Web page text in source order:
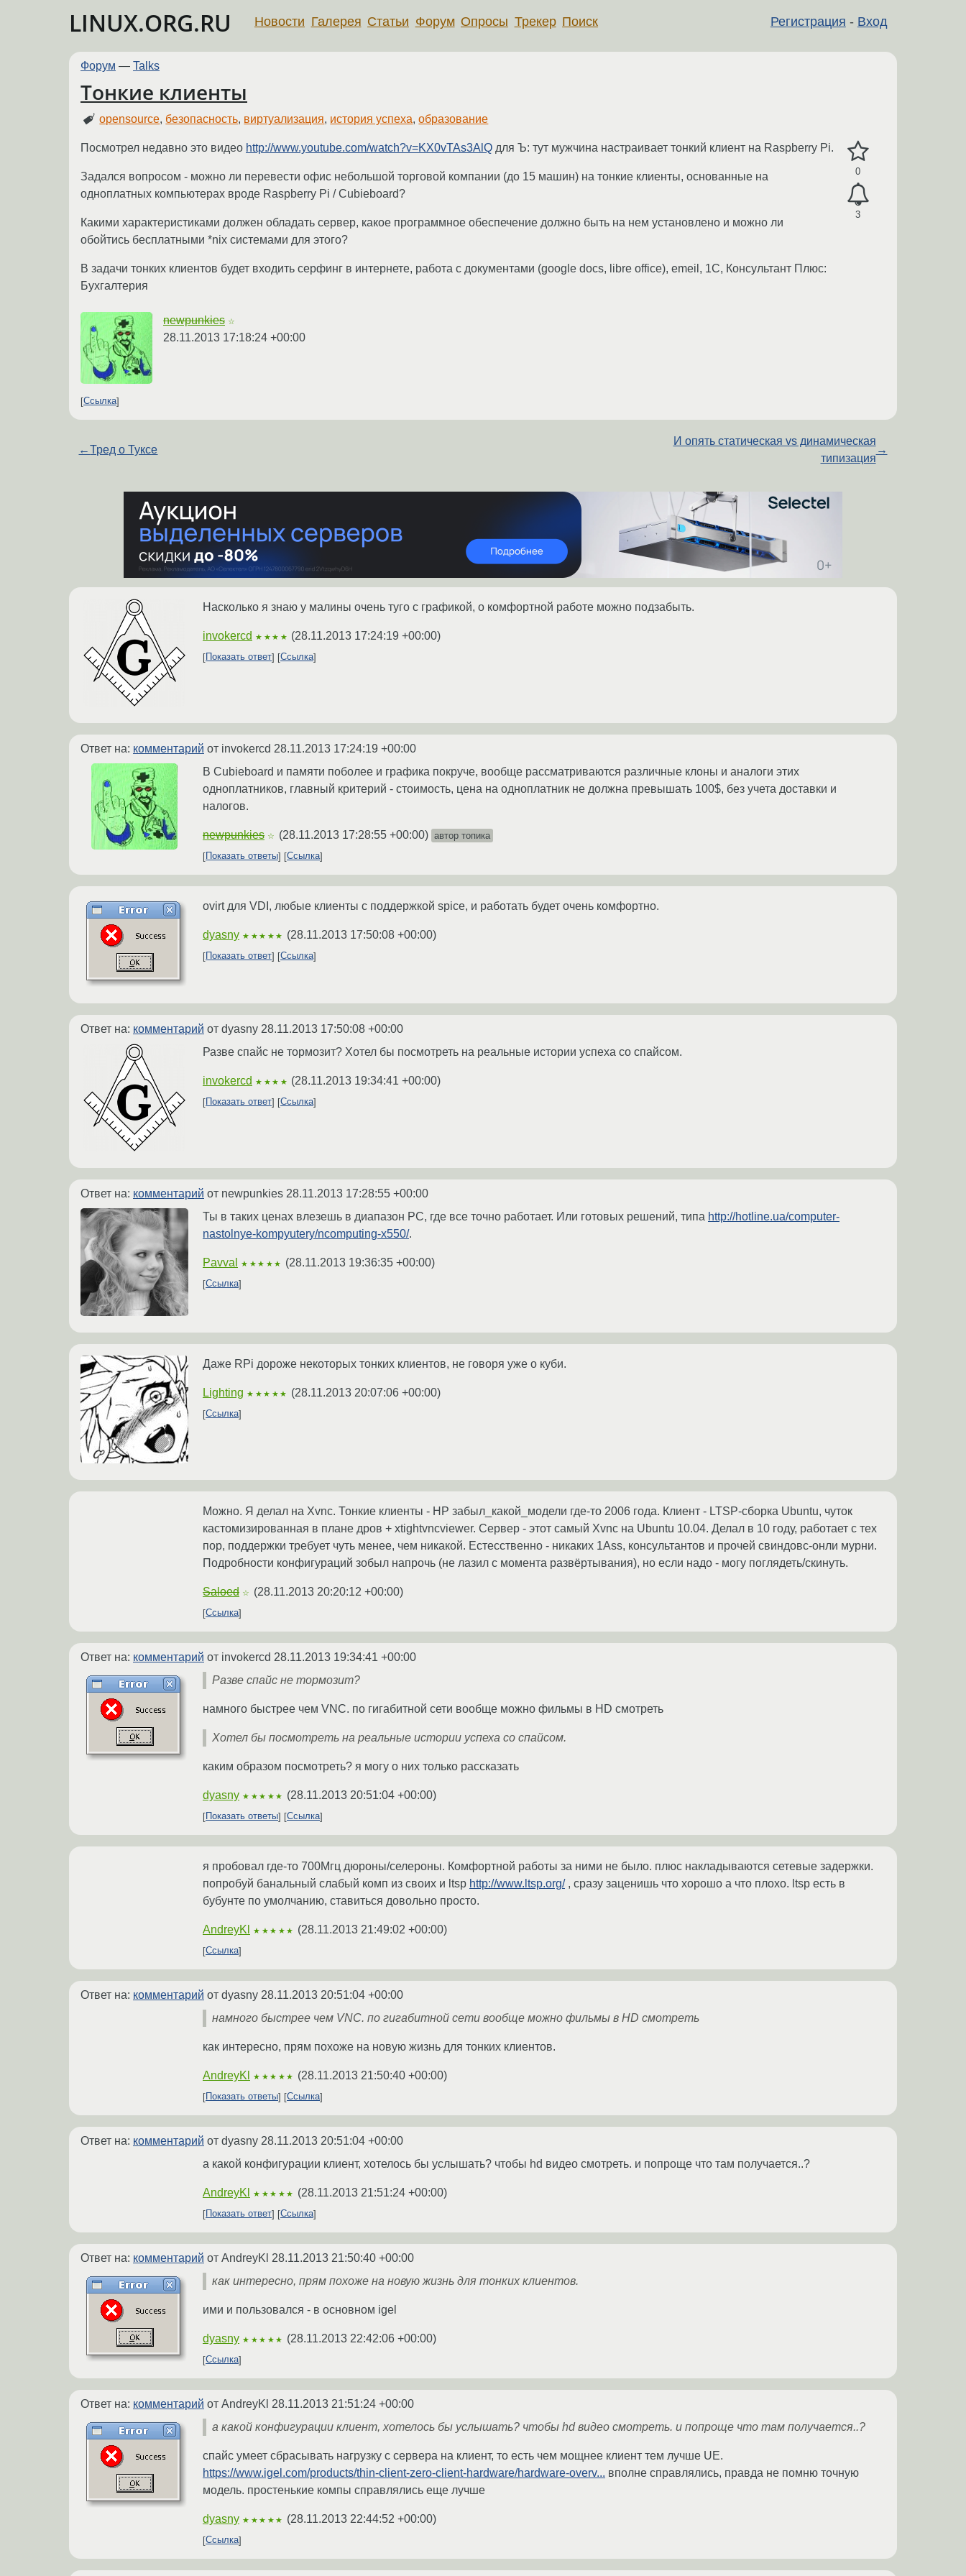
LINUX.ORG.RU Регистрация - Вход
Новости Галерея Статьи Форум Опросы Трекер Поиск
Форум — Talks
Тонкие клиенты
opensource, безопасность, виртуализация, история успеха,образование
0
3
Посмотрел недавно это видео http://www.youtube.com/watch?v=KX0vTAs3AlQ для Ъ: тут мужчина настраивает тонкий клиент на Raspberry Pi.
Задался вопросом - можно ли перевести офис небольшой торговой компании (до 15 машин) на тонкие клиенты, основанные на
одноплатных компьютерах вроде Raspberry Pi / Cubieboard?
Какими характеристиками должен обладать сервер, какое программное обеспечение должно быть на нем установлено и можно ли
обойтись бесплатными *nix системами для этого?
В задачи тонких клиентов будет входить серфинг в интернете, работа с документами (google docs, libre office), emeil, 1С, Консультант Плюс:
Бухгалтерия
newpunkies ☆
28.11.2013 17:18:24 +00:00
Ссылка
←Тред о Туксе
И опять статическая vs динамическая
типизация
→
Насколько я знаю у малины очень туго с графикой, о комфортной работе можно подзабыть.
invokercd ★★★★ (28.11.2013 17:24:19 +00:00)
Показать ответ Ссылка
Ответ на: комментарий от invokercd 28.11.2013 17:24:19 +00:00
В Cubieboard и памяти поболее и графика покруче, вообще рассматриваются различные клоны и аналоги этих
одноплатников, главный критерий - стоимость, цена на одноплатник не должна превышать 100$, без учета доставки и
налогов.
newpunkies ☆ (28.11.2013 17:28:55 +00:00) автор топика
Показать ответы
Ссылка
ovirt для VDI, любые клиенты с поддержкой spice, и работать будет очень комфортно.
dyasny ★★★★★ (28.11.2013 17:50:08 +00:00)
Показать ответ Ссылка
Ответ на: комментарий от dyasny 28.11.2013 17:50:08 +00:00
Разве спайс не тормозит? Хотел бы посмотреть на реальные истории успеха со спайсом.
invokercd ★★★★ (28.11.2013 19:34:41 +00:00)
Показать ответ Ссылка
Ответ на: комментарий от newpunkies 28.11.2013 17:28:55 +00:00
Ты в таких ценах влезешь в диапазон PC, где все точно работает. Или готовых решений, типа http://hotline.ua/computer-
nastolnye-kompyutery/ncomputing-x550/.
Pavval ★★★★★ (28.11.2013 19:36:35 +00:00)
Ссылка
Даже RPi дороже некоторых тонких клиентов, не говоря уже о куби.
Lighting ★★★★★ (28.11.2013 20:07:06 +00:00)
Ссылка
Можно. Я делал на Xvnc. Тонкие клиенты - HP забыл_какой_модели где-то 2006 года. Клиент - LTSP-сборка Ubuntu, чуток
кастомизированная в плане дров + xtightvncviewer. Сервер - этот самый Xvnc на Ubuntu 10.04. Делал в 10 году, работает с тех
пор, поддержки требует чуть менее, чем никакой. Естесственно - никаких 1Ass, консультантов и прочей свиндовс-онли мурни.
Подробности конфигураций зобыл напрочь (не лазил с момента развёртывания), но если надо - могу поглядеть/скинуть.
Saloed ☆ (28.11.2013 20:20:12 +00:00)
Ссылка
Ответ на: комментарий от invokercd 28.11.2013 19:34:41 +00:00
Разве спайс не тормозит?
намного быстрее чем VNC. по гигабитной сети вообще можно фильмы в HD смотреть
Хотел бы посмотреть на реальные истории успеха со спайсом.
каким образом посмотреть? я могу о них только рассказать
dyasny ★★★★★ (28.11.2013 20:51:04 +00:00)
Показать ответы Ссылка
я пробовал где-то 700Мгц дюроны/селероны. Комфортной работы за ними не было. плюс накладываются сетевые задержки.
попробуй банальный слабый комп из своих и ltsp http://www.ltsp.org/, сразу заценишь что хорошо а что плохо. ltsp есть в
бубунте по умолчанию, ставиться довольно просто.
AndreyKl ★★★★★ (28.11.2013 21:49:02 +00:00)
Ссылка
Ответ на: комментарий от dyasny 28.11.2013 20:51:04 +00:00
намного быстрее чем VNC. по гигабитной сети вообще можно фильмы в HD смотреть
как интересно, прям похоже на новую жизнь для тонких клиентов.
AndreyKl ★★★★★ (28.11.2013 21:50:40 +00:00)
Показать ответы Ссылка
Ответ на: комментарий от dyasny 28.11.2013 20:51:04 +00:00
а какой конфигурации клиент, хотелось бы услышать? чтобы hd видео смотреть. и попроще что там получается..?
AndreyKl ★★★★★ (28.11.2013 21:51:24 +00:00)
Показать ответ Ссылка
Ответ на: комментарий от AndreyKl 28.11.2013 21:50:40 +00:00
как интересно, прям похоже на новую жизнь для тонких клиентов.
ими и пользовался - в основном igel
dyasny ★★★★★ (28.11.2013 22:42:06 +00:00)
Ссылка
Ответ на: комментарий от AndreyKl 28.11.2013 21:51:24 +00:00
а какой конфигурации клиент, хотелось бы услышать? чтобы hd видео смотреть. и попроще что там получается..?
спайс умеет сбрасывать нагрузку с сервера на клиент, то есть чем мощнее клиент тем лучше UE.
https://www.igel.com/products/thin-client-zero-client-hardware/hardware-overv... вполне справлялись, правда не помню точную
модель. простенькие компы справлялись еще лучше
dyasny ★★★★★ (28.11.2013 22:44:52 +00:00)
Ссылка